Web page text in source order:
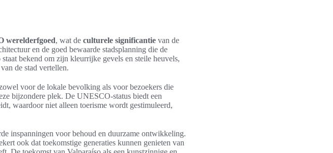
werelderfgoed, wat de culturele significantie van de
en de goed bewaarde stadsplanning die de
bekend om zijn kleurrijke gevels en steile heuvels,
de stad vertellen.
voor de lokale bevolking als voor bezoekers die
bijzondere plek. De UNESCO-status biedt een
waardoor niet alleen toerisme wordt gestimuleerd,
inspanningen voor behoud en duurzame ontwikkeling.
ook dat toekomstige generaties kunnen genieten van